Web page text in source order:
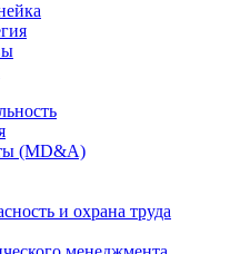
(MD&A)
и охрана труда